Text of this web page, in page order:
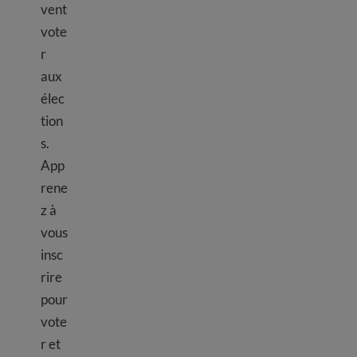
vent
vote
r
aux
élec
tion
s.
App
rene
z à
vous
insc
rire
pour
vote
r et